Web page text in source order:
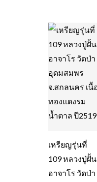
เหรียญรุ่นที่
109 หลวงปู่ฝั้น
อาจาโร วัดป่า